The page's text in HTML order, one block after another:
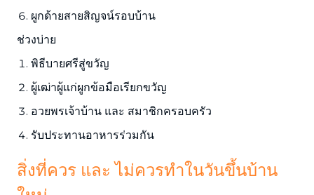
ผูกด้ายสายสิญจน์รอบบ้าน
ช่วงบ่าย
พิธีบายศรีสู่ขวัญ
ผู้เฒ่าผู้แก่ผูกข้อมือเรียกขวัญ
อวยพรเจ้าบ้าน และ สมาชิกครอบครัว
รับประทานอาหารร่วมกัน
สิ่งที่ควร และ ไม่ควรทำในวันขึ้นบ้าน